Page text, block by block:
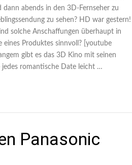
dann abends in den 3D-Fernseher zu
zu sehen? HD war gestern!
solche Anschaffungen überhaupt in
eines Produktes sinnvoll? [youtube
gibt es das 3D Kino mit seinen
jedes romantische Date leicht …
Panasonic